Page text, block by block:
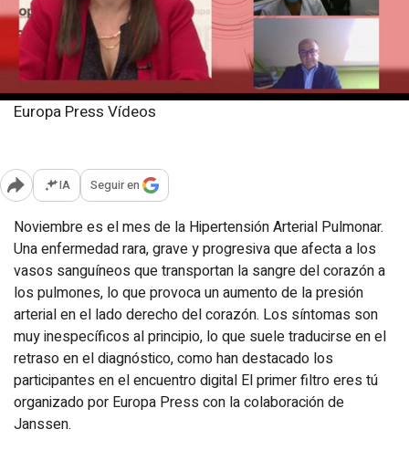
Europa Press Vídeos
Abrir opciones para compartir
IA Seguir en
Noviembre es el mes de la Hipertensión Arterial Pulmonar.
Una enfermedad rara, grave y progresiva que afecta a los
vasos sanguíneos que transportan la sangre del corazón a
los pulmones, lo que provoca un aumento de la presión
arterial en el lado derecho del corazón. Los síntomas son
muy inespecíficos al principio, lo que suele traducirse en el
retraso en el diagnóstico, como han destacado los
participantes en el encuentro digital El primer filtro eres tú
organizado por Europa Press con la colaboración de
Janssen.